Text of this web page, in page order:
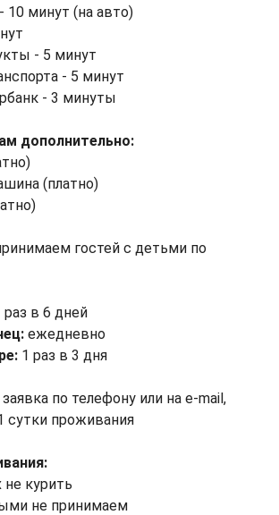
10 минут (на авто)
- 5 минут
- 5 минут
- 3 минуты
дополнительно:
(платно)
гостей с детьми по
раз в 6 дней
ежедневно
1 раз в 3 дня
заявка по телефону или на e-mail,
сутки проживания
не курить
не принимаем